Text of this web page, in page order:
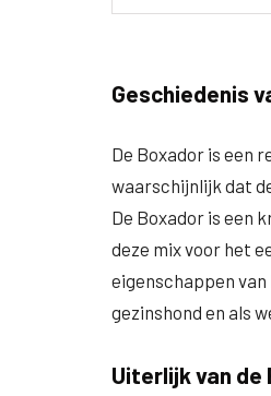
Geschiedenis
De Boxador is een
waarschijnlijk dat
De Boxador is een
deze mix voor het
eigenschappen
gezinshond en als
Uiterlijk van de